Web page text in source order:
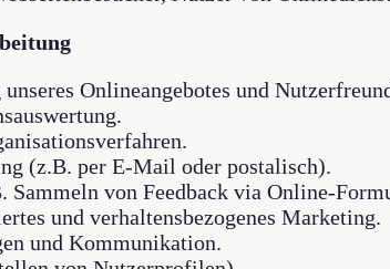
Onlineangebotes und
(z.B. per E-Mail oder postalisch).
Sammeln von Feedback via Online-
und verhaltensbezogenes Marketing.
und Kommunikation.